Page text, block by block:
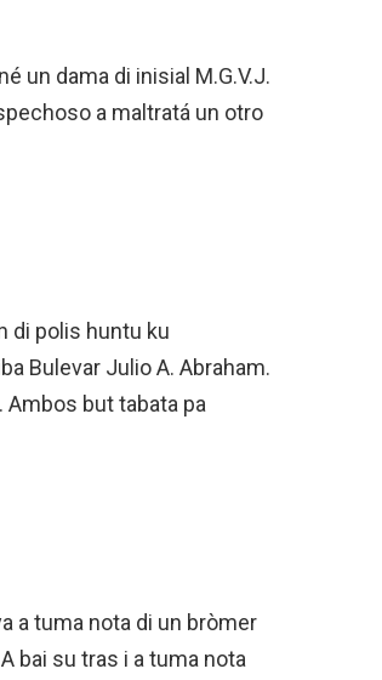
un dama di inisial M.G.V.J.
a maltratá un otro
di polis huntu ku
Bulevar Julio A. Abraham.
Ambos but tabata pa
a tuma nota di un bròmer
bai su tras i a tuma nota